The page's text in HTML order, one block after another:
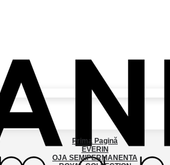
Prima Pagină
EVERIN
OJA SEMIPERMANENTA